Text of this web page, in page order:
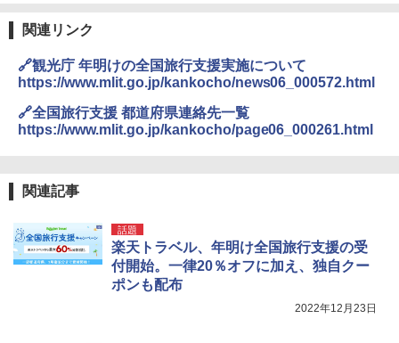
関連リンク
🔗観光庁 年明けの全国旅行支援実施について
https://www.mlit.go.jp/kankocho/news06_000572.html
🔗全国旅行支援 都道府県連絡先一覧
https://www.mlit.go.jp/kankocho/page06_000261.html
関連記事
話題
楽天トラベル、年明け全国旅行支援の受
付開始。一律20％オフに加え、独自クー
ポンも配布
2022年12月23日